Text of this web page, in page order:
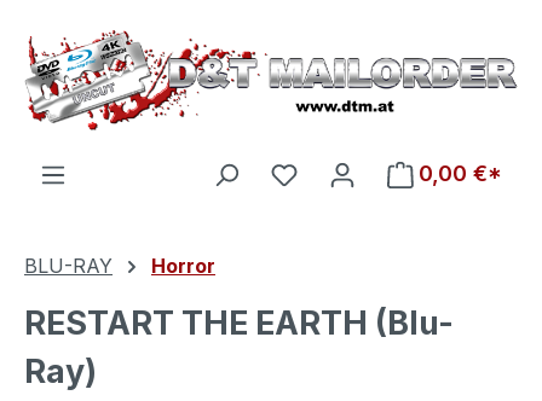
Zum Hauptinhalt springen
Du hast 0 Produkte auf
0,00 €*
BLU-RAY Horror
RESTART THE EARTH (Blu-
Ray)